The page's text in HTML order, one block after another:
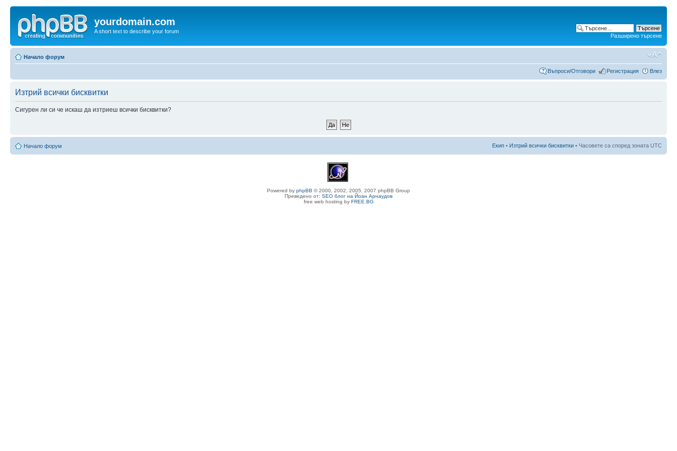
yourdomain.com
A short text to describe your forum
Разширено търсене
Начало форум
Въпроси/Отговори Регистрация Влез
Изтрий всички бисквитки
Сигурен ли си че искаш да изтриеш всички бисквитки?
Начало форум Екип • Изтрий всички бисквитки • Часовете са според зоната UTC
Powered by phpBB © 2000, 2002, 2005, 2007 phpBB Group
Преведено от: SEO блог на Йоан Арнаудов
free web hosting by FREE.BG